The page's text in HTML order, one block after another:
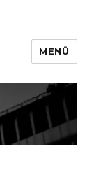
MENÜ